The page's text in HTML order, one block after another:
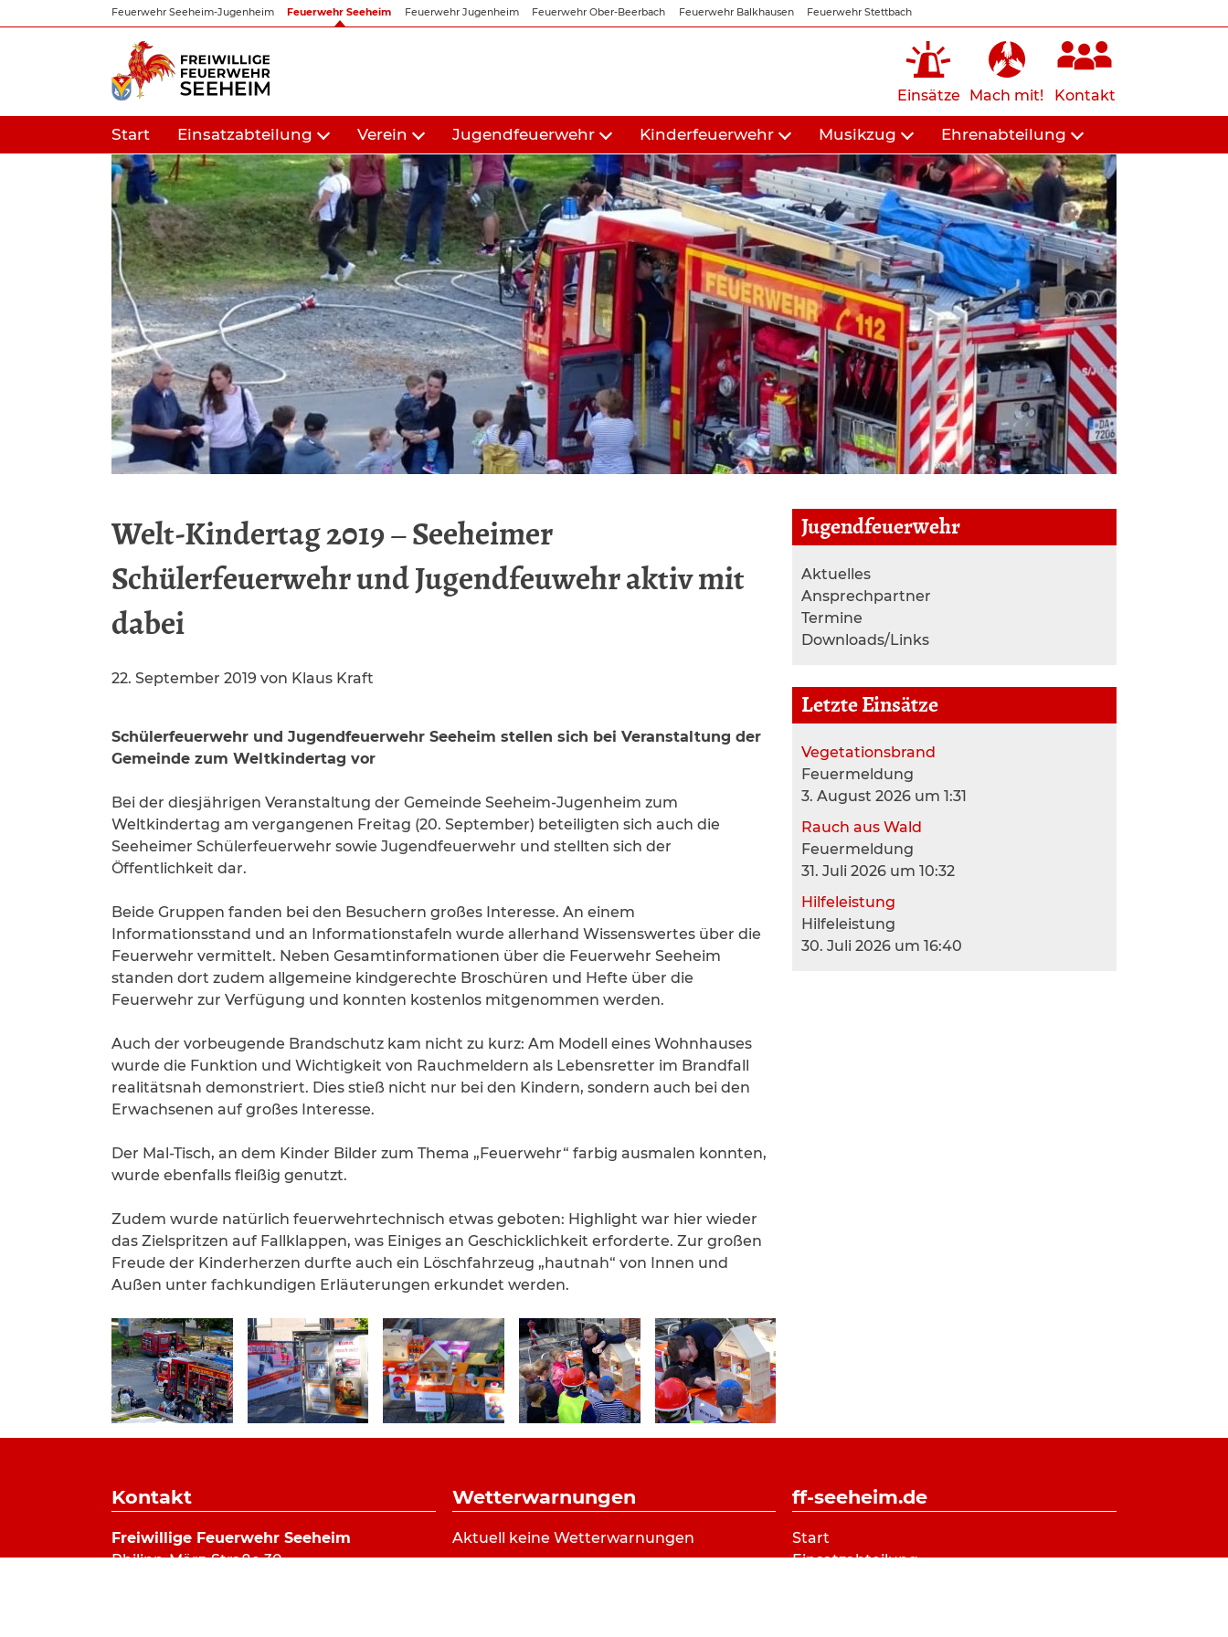
Inhalt
Feuerwehr Seeheim-Jugenheim Feuerwehr Seeheim Feuerwehr Jugenheim Feuerwehr Ober-Beerbach Feuerwehr Balkhausen Feuerwehr Stettbach
Einsätze Mach mit! Kontakt
Start Einsatzabteilung Verein Jugendfeuerwehr Kinderfeuerwehr Musikzug Ehrenabteilung
Welt-Kindertag 2019 – Seeheimer
Schülerfeuerwehr und Jugendfeuwehr aktiv mit
dabei
22. September 2019 von Klaus Kraft
Schülerfeuerwehr und Jugendfeuerwehr Seeheim stellen sich bei Veranstaltung der
Gemeinde zum Weltkindertag vor
Bei der diesjährigen Veranstaltung der Gemeinde Seeheim-Jugenheim zum
Weltkindertag am vergangenen Freitag (20. September) beteiligten sich auch die
Seeheimer Schülerfeuerwehr sowie Jugendfeuerwehr und stellten sich der
Öffentlichkeit dar.
Beide Gruppen fanden bei den Besuchern großes Interesse. An einem
Informationsstand und an Informationstafeln wurde allerhand Wissenswertes über die
Feuerwehr vermittelt. Neben Gesamtinformationen über die Feuerwehr Seeheim
standen dort zudem allgemeine kindgerechte Broschüren und Hefte über die
Feuerwehr zur Verfügung und konnten kostenlos mitgenommen werden.
Auch der vorbeugende Brandschutz kam nicht zu kurz: Am Modell eines Wohnhauses
wurde die Funktion und Wichtigkeit von Rauchmeldern als Lebensretter im Brandfall
realitätsnah demonstriert. Dies stieß nicht nur bei den Kindern, sondern auch bei den
Erwachsenen auf großes Interesse.
Der Mal-Tisch, an dem Kinder Bilder zum Thema „Feuerwehr“ farbig ausmalen konnten,
wurde ebenfalls fleißig genutzt.
Zudem wurde natürlich feuerwehrtechnisch etwas geboten: Highlight war hier wieder
das Zielspritzen auf Fallklappen, was Einiges an Geschicklichkeit erforderte. Zur großen
Freude der Kinderherzen durfte auch ein Löschfahrzeug „hautnah“ von Innen und
Außen unter fachkundigen Erläuterungen erkundet werden.
Jugendfeuerwehr
Aktuelles
Ansprechpartner
Termine
Downloads/Links
Letzte Einsätze
Vegetationsbrand
Feuermeldung
3. August 2026 um 1:31
Rauch aus Wald
Feuermeldung
31. Juli 2026 um 10:32
Hilfeleistung
Hilfeleistung
30. Juli 2026 um 16:40
Kontakt
Freiwillige Feuerwehr Seeheim
Philipp-März-Straße 30
Wetterwarnungen
Aktuell keine Wetterwarnungen
ff-seeheim.de
Start
Einsatzabteilung